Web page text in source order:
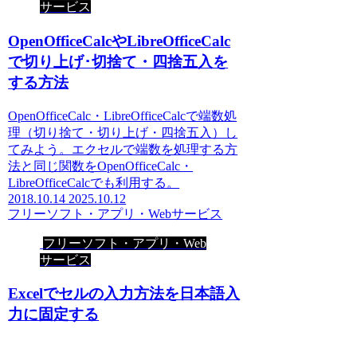
サービス
OpenOfficeCalcやLibreOfficeCalc
で切り上げ･切捨て・四捨五入を
する方法
OpenOfficeCalc・LibreOfficeCalcで端数処
理（切り捨て・切り上げ・四捨五入）し
てみよう。エクセルで端数を処理する方
法と同じ関数をOpenOfficeCalc・
LibreOfficeCalcでも利用する。
2018.10.14 2025.10.12
フリーソフト・アプリ・Webサービス
フリーソフト・アプリ・Web
サービス
Excelでセルの入力方法を日本語入
力に固定する